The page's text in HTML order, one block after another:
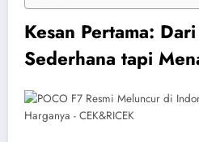
Kesan Pertama:
Sederhana tapi